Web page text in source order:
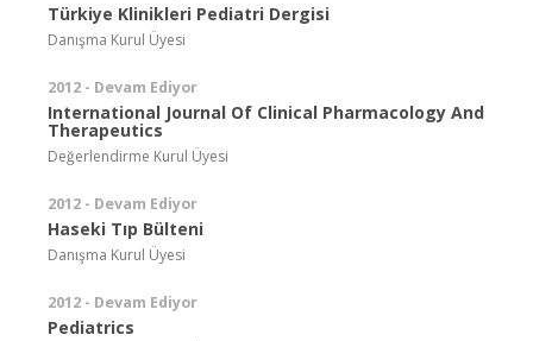
Türkiye Klinikleri Pediatri Dergisi
Danışma Kurul Üyesi
2012 - Devam Ediyor
International Journal Of Clinical Pharmacology And
Therapeutics
Değerlendirme Kurul Üyesi
2012 - Devam Ediyor
Haseki Tıp Bülteni
Danışma Kurul Üyesi
2012 - Devam Ediyor
Pediatrics